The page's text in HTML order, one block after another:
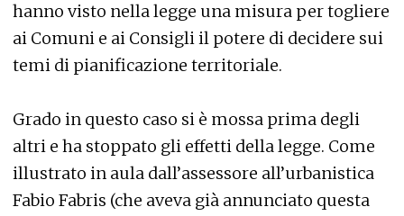
hanno visto nella legge una misura per togliere
ai Comuni e ai Consigli il potere di decidere sui
temi di pianificazione territoriale.
Grado in questo caso si è mossa prima degli
altri e ha stoppato gli effetti della legge. Come
illustrato in aula dall’assessore all’urbanistica
Fabio Fabris (che aveva già annunciato questa